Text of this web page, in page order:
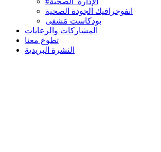
انفوجرافيك الجودة الصحية
بودكاست مَشفى
المشاركات والرعايات
تطوع معنا
النشرة البريدية